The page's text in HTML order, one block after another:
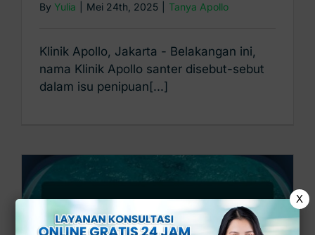
By Yulia Mei 24th, 2025 Tanya Apollo
Klinik Apollo, Jakarta - Belakangan ini,
nama Klinik Apollo santer disebut-sebut
dalam isu penipuan[...]
X